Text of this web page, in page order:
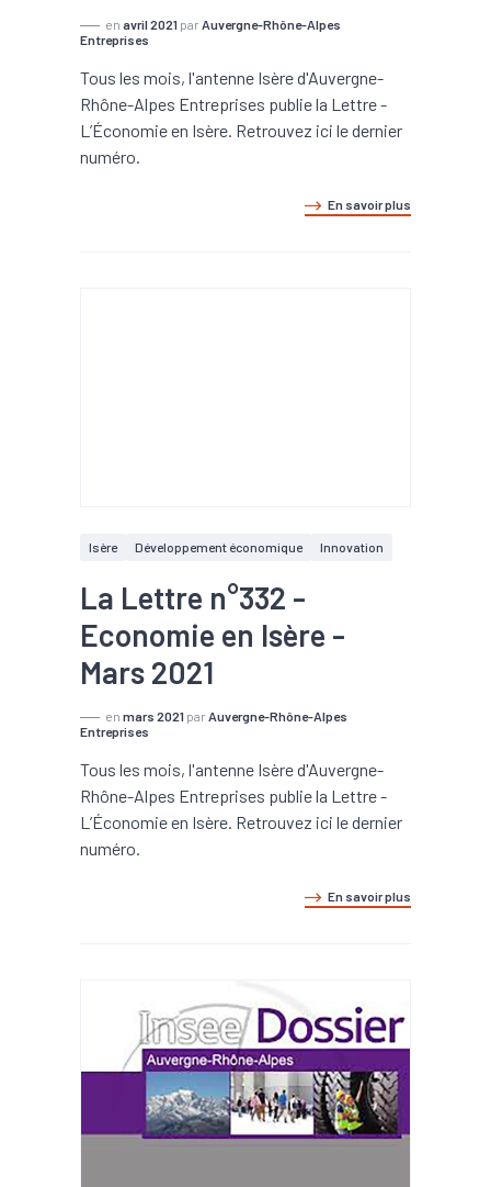
en avril 2021 par Auvergne-Rhône-Alpes
Entreprises
Tous les mois, l'antenne Isère d'Auvergne-
Rhône-Alpes Entreprises publie la Lettre -
L’Économie en Isère. Retrouvez ici le dernier
numéro.
En savoir plus
Isère Développement économique Innovation
La Lettre n°332 -
Economie en Isère -
Mars 2021
en mars 2021 par Auvergne-Rhône-Alpes
Entreprises
Tous les mois, l'antenne Isère d'Auvergne-
Rhône-Alpes Entreprises publie la Lettre -
L’Économie en Isère. Retrouvez ici le dernier
numéro.
En savoir plus